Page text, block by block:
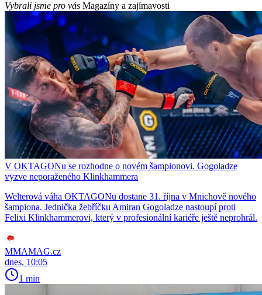
Vybrali jsme pro vás Magazíny a zajímavosti
V OKTAGONu se rozhodne o novém šampionovi. Gogoladze
vyzve neporaženého Klinkhammera
Welterová váha OKTAGONu dostane 31. října v Mnichově nového
šampiona. Jednička žebříčku Amiran Gogoladze nastoupí proti
Felixi Klinkhammerovi, který v profesionální kariéře ještě neprohrál.
MMAMAG.cz
dnes, 10:05
1 min